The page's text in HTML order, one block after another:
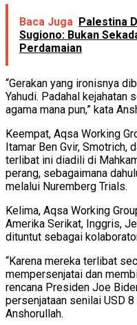
Baca Juga Palestina
Sugiono: Bukan
Perdamaian
“Gerakan yang ironisnya
Yahudi. Padahal kejahatan
agama mana pun,” kata
Keempat, Aqsa Working
Itamar Ben Gvir,
terlibat ini diadili di
perang, sebagaimana
melalui Nuremberg Trials.
Kelima, Aqsa Working
Amerika Serikat, Inggris,
dituntut sebagai
“Karena mereka terlibat
mempersenjatai dan
rencana Presiden Joe
persenjataan senilai USD
Anshorullah.